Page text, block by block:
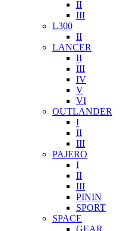
II
III
L300
II
LANCER
II
III
IV
V
VI
OUTLANDER
I
II
III
PAJERO
I
II
III
PININ
SPORT
SPACE
GEAR